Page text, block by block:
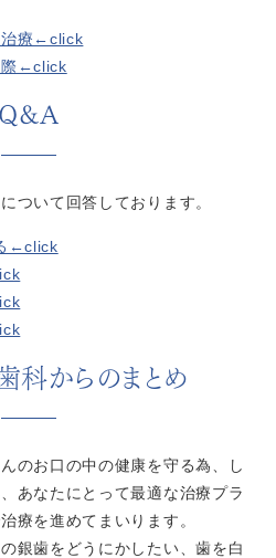
治療←click
際←click
Q&A
ついて回答しております。
←click
科からのまとめ
のお口の中の健康を守る為、し
あなたにとって最適な治療プラ
療を進めてまいります。
銀歯をどうにかしたい、歯を白